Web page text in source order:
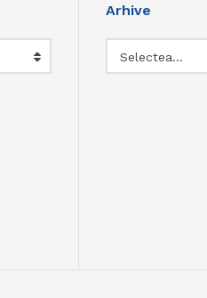
Arhive
Selectează luna